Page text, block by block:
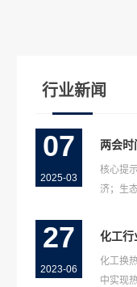
行业新闻
07
2025-03
两会时
核心提
济；生
27
2023-06
化工行
化工换
中实现